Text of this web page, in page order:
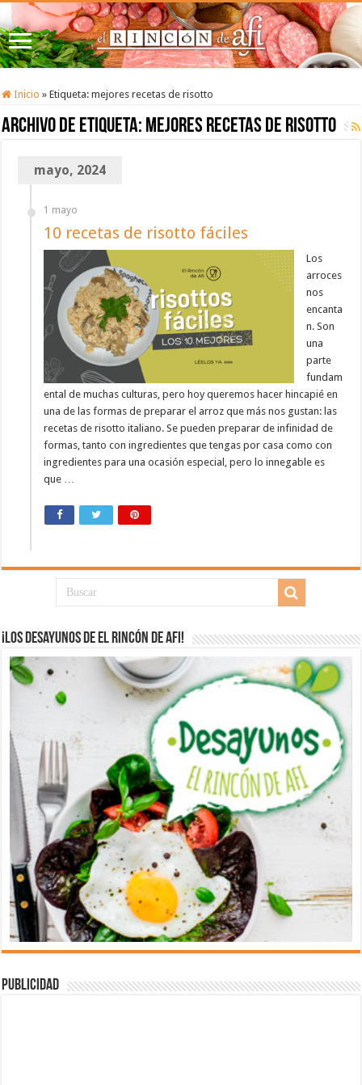
Inicio » Etiqueta:mejores recetas de risotto
Archivo de etiqueta: mejores recetas de risotto
mayo, 2024
1 mayo
10 recetas de risotto fáciles
Los
arroces
nos
encanta
n. Son
una
parte
fundam
ental de muchas culturas, pero hoy queremos hacer hincapié en
una de las formas de preparar el arroz que más nos gustan: las
recetas de risotto italiano. Se pueden preparar de infinidad de
formas, tanto con ingredientes que tengas por casa como con
ingredientes para una ocasión especial, pero lo innegable es
que …
¡Los desayunos de El Rincón de Afi!
Publicidad